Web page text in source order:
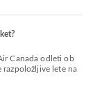
razpoložljive lete na